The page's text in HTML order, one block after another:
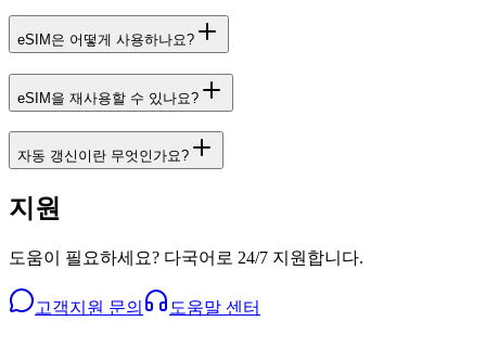
eSIM은 어떻게 사용하나요?
eSIM을 재사용할 수 있나요?
자동 갱신이란 무엇인가요?
지원
도움이 필요하세요? 다국어로 24/7 지원합니다.
고객지원 문의 도움말 센터